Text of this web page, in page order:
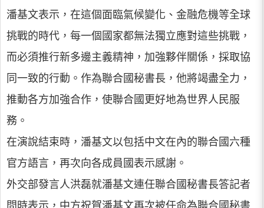
潘基文表示，在這個面臨氣候變化、金融危機等全球
挑戰的時代，每一個國家都無法獨立應對這些挑戰，
而必須推行新多邊主義精神，加強夥伴關係，採取協
同一致的行動。作為聯合國秘書長，他將竭盡全力，
推動各方加強合作，使聯合國更好地為世界人民服
務。
在演說結束時，潘基文以包括中文在內的聯合國六種
官方語言，再次向各成員國表示感謝。
外交部發言人洪磊就潘基文連任聯合國秘書長答記者
問時表示，中方祝賀潘基文再次被任命為聯合國秘書